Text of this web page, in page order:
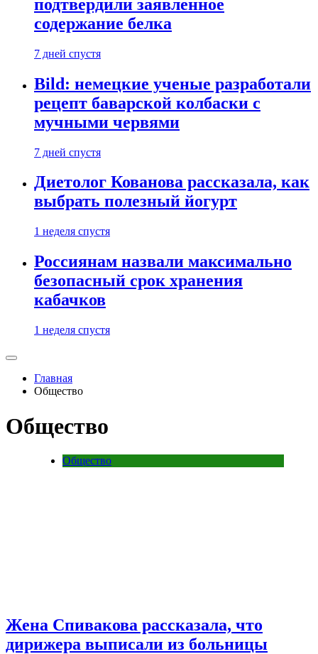
подтвердили заявленное
содержание белка
7 дней спустя
Bild: немецкие ученые разработали
рецепт баварской колбаски с
мучными червями
7 дней спустя
Диетолог Кованова рассказала, как
выбрать полезный йогурт
1 неделя спустя
Россиянам назвали максимально
безопасный срок хранения
кабачков
1 неделя спустя
Главная
Общество
Общество
Общество
Жена Спивакова рассказала, что
дирижера выписали из больницы